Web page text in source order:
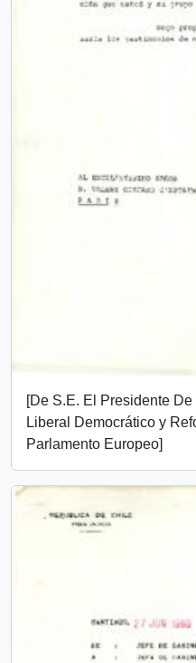
[De S.E. El Presidente
Liberal Democrático y
Parlamento Europeo]